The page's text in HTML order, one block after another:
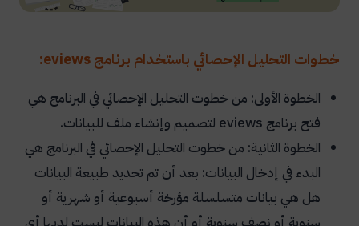
خطوات التحليل الإحصائي باستخدام برنامج eviews:
الخطوة الأولى: من خطوت التحليل الإحصائي في البرنامج هي
فتح برنامج eviews لتصميم وإنشاء ملف للبيانات.
الخطوة الثانية: من خطوت التحليل الإحصائي في البرنامج هي
البدء في إدخال البيانات: بعد أن تم تحديد طبيعة البيانات
هل هي بيانات متسلسلة مؤرخة أسبوعية أو شهرية أو